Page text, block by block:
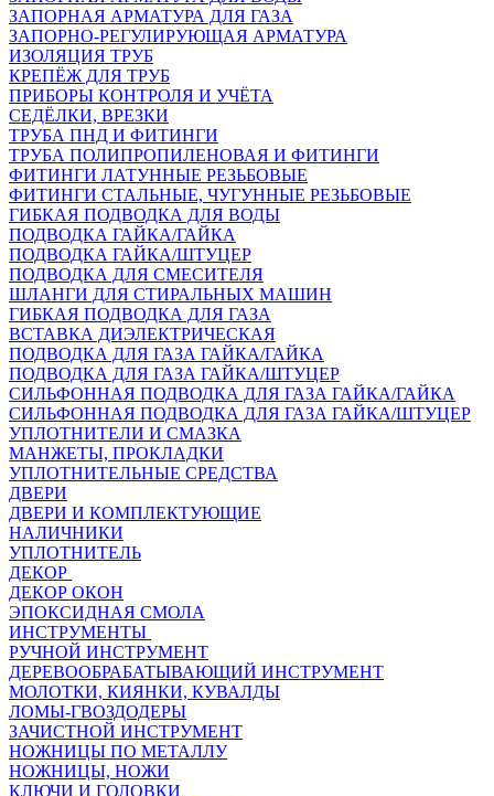
ЗАПОРНАЯ АРМАТУРА ДЛЯ ГАЗА
ЗАПОРНО-РЕГУЛИРУЮЩАЯ АРМАТУРА
ИЗОЛЯЦИЯ ТРУБ
КРЕПЁЖ ДЛЯ ТРУБ
ПРИБОРЫ КОНТРОЛЯ И УЧЁТА
СЕДЁЛКИ, ВРЕЗКИ
ТРУБА ПНД И ФИТИНГИ
ТРУБА ПОЛИПРОПИЛЕНОВАЯ И ФИТИНГИ
ФИТИНГИ ЛАТУННЫЕ РЕЗЬБОВЫЕ
ФИТИНГИ СТАЛЬНЫЕ, ЧУГУННЫЕ РЕЗЬБОВЫЕ
ГИБКАЯ ПОДВОДКА ДЛЯ ВОДЫ
ПОДВОДКА ГАЙКА/ГАЙКА
ПОДВОДКА ГАЙКА/ШТУЦЕР
ПОДВОДКА ДЛЯ СМЕСИТЕЛЯ
ШЛАНГИ ДЛЯ СТИРАЛЬНЫХ МАШИН
ГИБКАЯ ПОДВОДКА ДЛЯ ГАЗА
ВСТАВКА ДИЭЛЕКТРИЧЕСКАЯ
ПОДВОДКА ДЛЯ ГАЗА ГАЙКА/ГАЙКА
ПОДВОДКА ДЛЯ ГАЗА ГАЙКА/ШТУЦЕР
СИЛЬФОННАЯ ПОДВОДКА ДЛЯ ГАЗА ГАЙКА/ГАЙКА
СИЛЬФОННАЯ ПОДВОДКА ДЛЯ ГАЗА ГАЙКА/ШТУЦЕР
УПЛОТНИТЕЛИ И СМАЗКА
МАНЖЕТЫ, ПРОКЛАДКИ
УПЛОТНИТЕЛЬНЫЕ СРЕДСТВА
ДВЕРИ
ДВЕРИ И КОМПЛЕКТУЮЩИЕ
НАЛИЧНИКИ
УПЛОТНИТЕЛЬ
ДЕКОР
ДЕКОР ОКОН
ЭПОКСИДНАЯ СМОЛА
ИНСТРУМЕНТЫ
РУЧНОЙ ИНСТРУМЕНТ
ДЕРЕВООБРАБАТЫВАЮЩИЙ ИНСТРУМЕНТ
МОЛОТКИ, КИЯНКИ, КУВАЛДЫ
ЛОМЫ-ГВОЗДОДЕРЫ
ЗАЧИСТНОЙ ИНСТРУМЕНТ
НОЖНИЦЫ ПО МЕТАЛЛУ
НОЖНИЦЫ, НОЖИ
КЛЮЧИ И ГОЛОВКИ